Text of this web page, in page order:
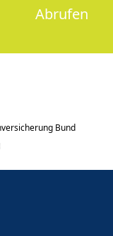
Abrufen
Bund